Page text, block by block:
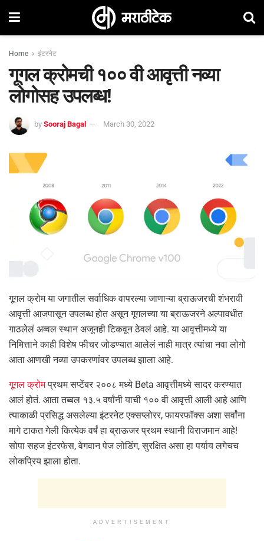
Home इंटरनेट
गूगल क्रोमची १०० वी आवृत्ती नव्या
लोगोसह उपलब्ध!
by Sooraj Bagal March 30, 2022
गूगल क्रोम या जगातील सर्वाधिक वापरल्या जाणाऱ्या ब्राऊजरची शंभरावी
आवृत्ती आजपासून उपलब्ध होत असून गूगलच्या या ब्राऊजरने अल्पावधीत
गाठलेलं अव्वल स्थान अजूनही टिकवून ठेवलं आहे. या आवृत्तीमध्ये या
निमित्ताने काही विशेष फीचर जोडण्यात आलेलं नाही मात्र त्यांचा नवा लोगो
आता आणखी नव्या उपकरणांवर उपलब्ध झाला आहे.
गूगल क्रोमप्रथम सप्टेंबर २००८ मध्ये Beta आवृत्तीमध्ये सादर करण्यात
आलं होतं. आता तब्बल १३.५ वर्षांनी याची १०० वी आवृत्ती आली आहे आणि
त्याकाळी प्रसिद्ध असलेल्या इंटरनेट एक्सप्लोरर, फायरफॉक्स अशा सर्वांना
मागे टाकत गेली कित्येक वर्षं हा ब्राऊजर प्रथम स्थानी विराजमान आहे!
सोपा सहज इंटरफेस, वेगवान पेज लोडिंग, सुरक्षित असा हा पर्याय लगेचच
लोकप्रिय झाला होता.
ADVERTISEMENT